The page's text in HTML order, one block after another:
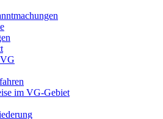
im VG-Gebiet